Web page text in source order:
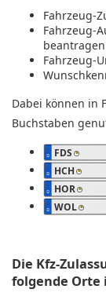
Fahrzeug-
Fahrzeug-
beantragen
Fahrzeug-
Dabei können in
Buchstaben
FDS
HCH
HOR
WOL
Die Kfz-
folgende Orte